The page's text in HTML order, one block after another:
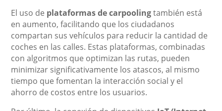
El uso de plataformas de carpoolingtambién está
en aumento, facilitando que los ciudadanos
compartan sus vehículos para reducir la cantidad de
coches en las calles. Estas plataformas, combinadas
con algoritmos que optimizan las rutas, pueden
minimizar significativamente los atascos, al mismo
tiempo que fomentan la interacción social y el
ahorro de costos entre los usuarios.